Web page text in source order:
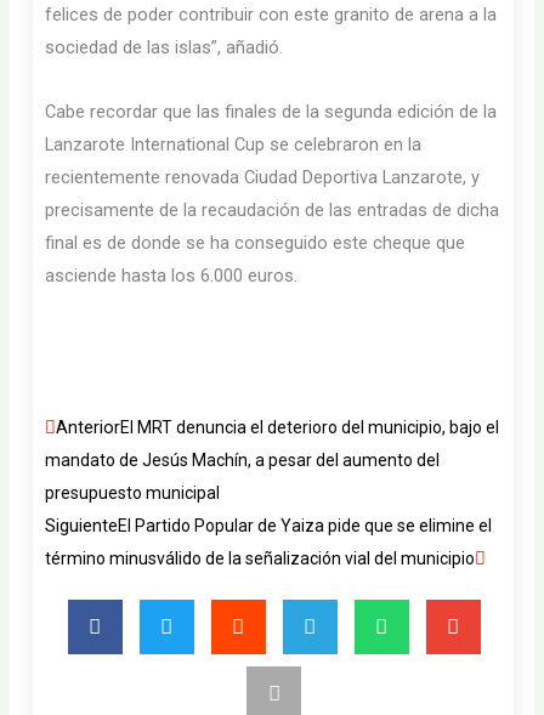
felices de poder contribuir con este granito de arena a la
sociedad de las islas”, añadió.
Cabe recordar que las finales de la segunda edición de la
Lanzarote International Cup se celebraron en la
recientemente renovada Ciudad Deportiva Lanzarote, y
precisamente de la recaudación de las entradas de dicha
final es de donde se ha conseguido este cheque que
asciende hasta los 6.000 euros.
Ant
AnteriorEl MRT denuncia el deterioro del municipio, bajo el
mandato de Jesús Machín, a pesar del aumento del
presupuesto municipal
SiguienteEl Partido Popular de Yaiza pide que se elimine el
término minusválido de la señalización vial del municipio